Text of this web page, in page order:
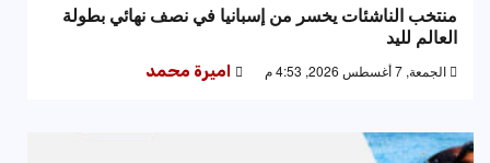
منتخب الناشئات يخسر من إسبانيا في نصف نهائي بطولة
العالم لليد
الجمعة, 7 أغسطس 2026, 4:53 م اميرة محمد